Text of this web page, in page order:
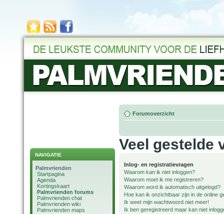
NAVIGATIE
Palmvrienden
Startpagina
Agenda
Kortingskaart
Palmvrienden forums
Palmvrienden chat
Palmvrienden wiki
Palmvrienden maps
Forumoverzicht
Veel gestelde
Inlog- en registratievragen
Waarom kan ik niet inloggen?
Waarom moet ik me registreren?
Waarom word ik automatisch uitgelogd?
Hoe kan ik onzichtbaar zijn in de online
Ik weet mijn wachtwoord niet meer!
Ik ben geregistreerd maar kan niet